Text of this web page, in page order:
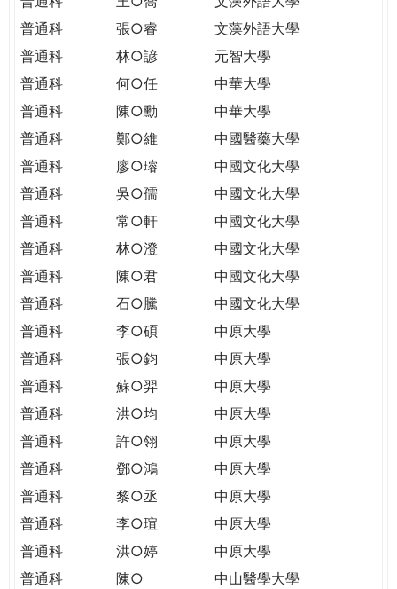
普通科
張○睿
文藻外語大學
普通科
林○諺
元智大學
普通科
何○任
中華大學
普通科
陳○勳
中華大學
普通科
鄭○維
中國醫藥大學
普通科
廖○璿
中國文化大學
普通科
吳○孺
中國文化大學
普通科
常○軒
中國文化大學
普通科
林○澄
中國文化大學
普通科
陳○君
中國文化大學
普通科
石○騰
中國文化大學
普通科
李○碩
中原大學
普通科
張○鈞
中原大學
普通科
蘇○羿
中原大學
普通科
洪○均
中原大學
普通科
許○翎
中原大學
普通科
鄧○鴻
中原大學
普通科
黎○丞
中原大學
普通科
李○瑄
中原大學
普通科
洪○婷
中原大學
普通科
陳○
中山醫學大學